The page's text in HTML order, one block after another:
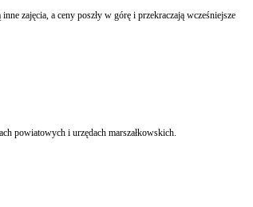
w górę i przekraczają wcześniejsze
Prezydent podpisał nowelizację ustawy o pracownikach samorządowych, która zakłada likwidację stanowisk doradców i asystentów w urzędach jednostek samorządu terytorialnego, w tym w urzędach gmin, starostwach powiatowych i urzędach marszałkowskich.